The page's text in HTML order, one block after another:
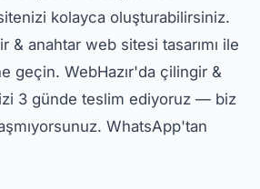
kolayca oluşturabilirsiniz.
& anahtar web sitesi tasarımı ile
geçin. WebHazır'da çilingir &
3 günde teslim ediyoruz — biz
WhatsApp'tan